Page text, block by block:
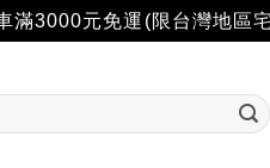
滿3000元免運(限台灣地區